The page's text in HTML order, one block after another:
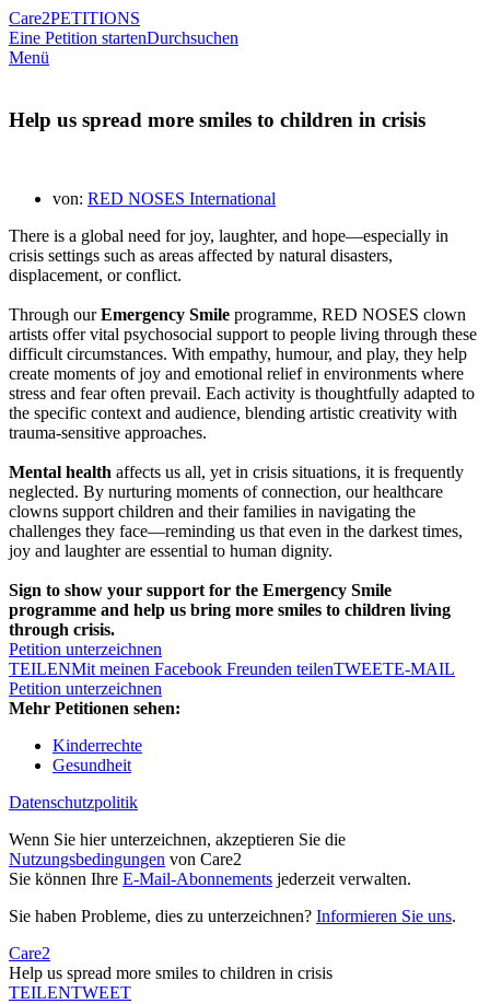
Care2PETITIONS
Eine Petition startenDurchsuchen
Menü
Help us spread more smiles to children in crisis
von: RED NOSES International
There is a global need for joy, laughter, and hope—especially in
crisis settings such as areas affected by natural disasters,
displacement, or conflict.
Through ourEmergency Smile programme, RED NOSES clown
artists offer vital psychosocial support to people living through these
difficult circumstances. With empathy, humour, and play, they help
create moments of joy and emotional relief in environments where
stress and fear often prevail. Each activity is thoughtfully adapted to
the specific context and audience, blending artistic creativity with
trauma-sensitive approaches.
Mental health affects us all, yet in crisis situations, it is frequently
neglected. By nurturing moments of connection, our healthcare
clowns support children and their families in navigating the
challenges they face—reminding us that even in the darkest times,
joy and laughter are essential to human dignity.
Sign to show your support for the Emergency Smile
programme and help us bring more smiles to children living
through crisis.
Petition unterzeichnen
TEILENMit meinen Facebook Freunden teilenTWEETE-MAIL
Petition unterzeichnen
Mehr Petitionen sehen:
Kinderrechte
Gesundheit
Datenschutzpolitik
Wenn Sie hier unterzeichnen, akzeptieren Sie die
Nutzungsbedingungen von Care2
Sie können Ihre E-Mail-Abonnements jederzeit verwalten.
Sie haben Probleme, dies zu unterzeichnen? Informieren Sie uns.
Care2
Help us spread more smiles to children in crisis
TEILENTWEET